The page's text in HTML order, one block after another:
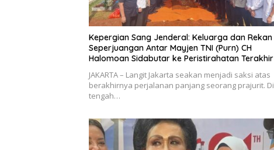
Kepergian Sang Jenderal: Keluarga dan Rekan
Seperjuangan Antar Mayjen TNI (Purn) CH
Halomoan Sidabutar ke Peristirahatan Terakhir
JAKARTA – Langit Jakarta seakan menjadi saksi atas
berakhirnya perjalanan panjang seorang prajurit. Di
tengah…